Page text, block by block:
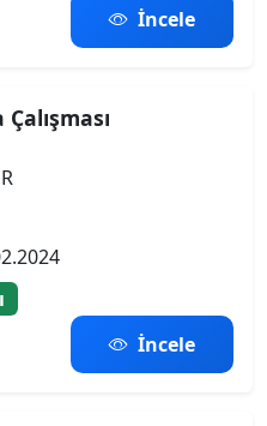
İncele
İncele